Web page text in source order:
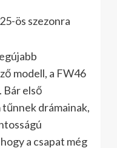
modell, a FW46
első
drámainak,
a csapat még